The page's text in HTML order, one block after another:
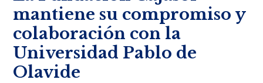
mantiene su compromiso y
colaboración con la
Universidad Pablo de
Olavide